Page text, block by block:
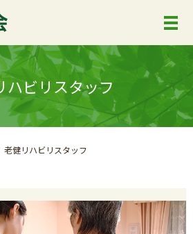
ハビリスタッフ
老健リハビリスタッフ